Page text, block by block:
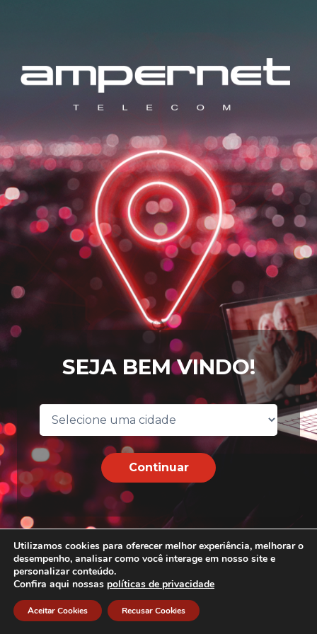
SEJA BEM VINDO!
Continuar
Utilizamos cookies para oferecer melhor experiência, melhorar o
desempenho, analisar como você interage em nosso site e
personalizar conteúdo.
Confira aqui nossas políticas de privacidade
Aceitar Cookies Recusar Cookies